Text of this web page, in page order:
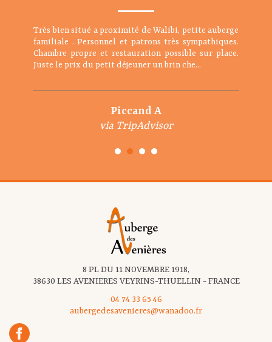
Très bien situé a proximité de Walibi, petite auberge
familiale . Personnel et patrons très sympathiques.
Chambre propre et restauration possible sur place.
Juste le prix du petit déjeuner un brin che...
Piccand A
via TripAdvisor
8 PL DU 11 NOVEMBRE 1918,
38630 LES AVENIERES VEYRINS-THUELLIN - FRANCE
04 74 33 65 46
aubergedesavenieres@wanadoo.fr